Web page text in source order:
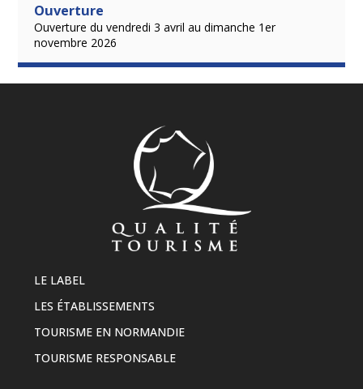
Ouverture
Ouverture du vendredi 3 avril au dimanche 1er
novembre 2026
LE LABEL
LES ÉTABLISSEMENTS
TOURISME EN NORMANDIE
TOURISME RESPONSABLE